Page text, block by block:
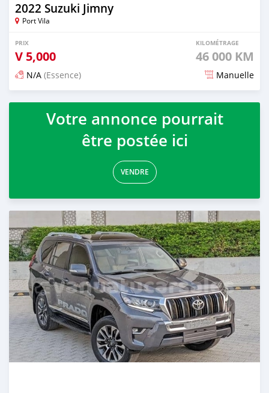
2022 Suzuki Jimny
Port Vila
PRIX
V 5,000
KILOMÉTRAGE
46 000 KM
N/A (Essence) Manuelle
Publié il y a 3 mois
Votre annonce pourrait
être postée ici
VENDRE